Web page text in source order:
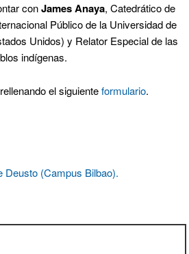
conJames Anaya, Catedrático de
Público de la Universidad de
Unidos) y Relator Especial de las
indígenas.
el siguienteformulario.
Deusto (Campus Bilbao).